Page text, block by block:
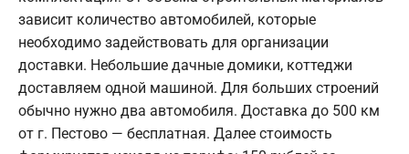
зависит количество автомобилей, которые
необходимо задействовать для организации
доставки. Небольшие дачные домики, коттеджи
доставляем одной машиной. Для больших строений
обычно нужно два автомобиля. Доставка до 500 км
от г. Пестово — бесплатная. Далее стоимость